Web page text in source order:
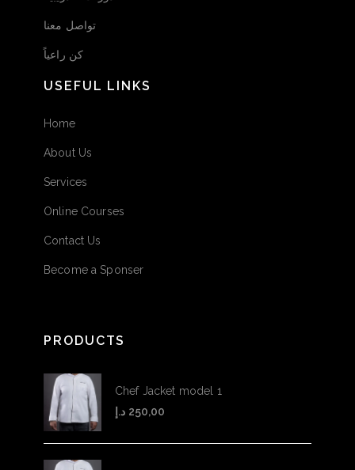
تواصل معنا
كن راعياً
USEFUL LINKS
Home
About Us
Services
Online Courses
Contact Us
Become a Sponser
PRODUCTS
Chef Jacket model 1
250,00 د.إ